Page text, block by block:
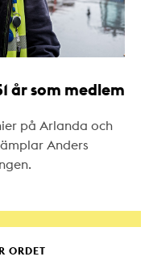
år som medlem
på Arlanda och
Anders
ORDET